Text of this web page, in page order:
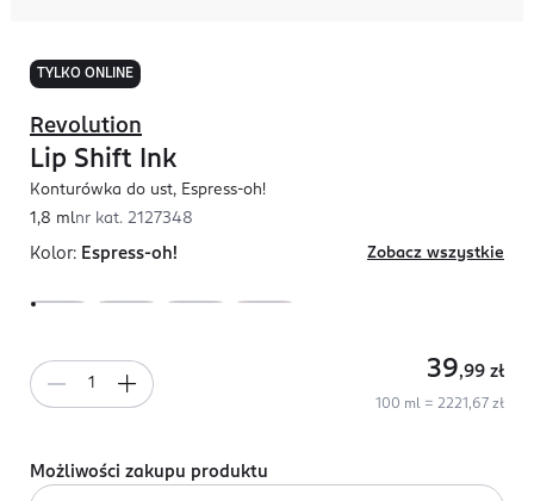
TYLKO ONLINE
Revolution
Lip Shift Ink
Konturówka do ust, Espress-oh!
1,8 mlnr kat. 2127348
Kolor: Espress-oh! Zobacz wszystkie
39,99 zł
100 ml = 2221,67 zł
Możliwości zakupu produktu